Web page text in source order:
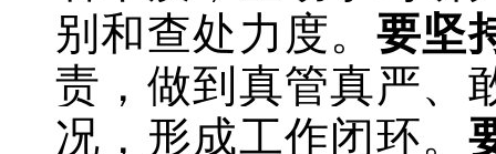
别和查处力度。 要坚
责，做到真管真严、
况，形成工作闭环。